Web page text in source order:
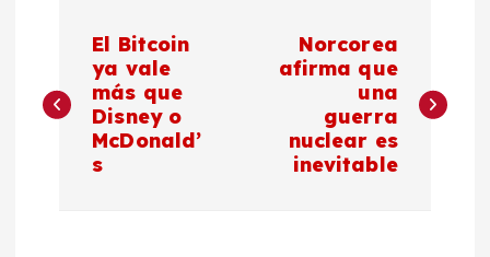
a
v
El Bitcoin
ya vale
más que
Disney o
McDonald’
s
Norcorea
afirma que
una
guerra
nuclear es
inevitable